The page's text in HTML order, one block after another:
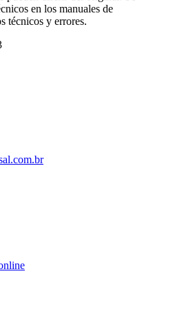
en los manuales de
técnicos y errores.